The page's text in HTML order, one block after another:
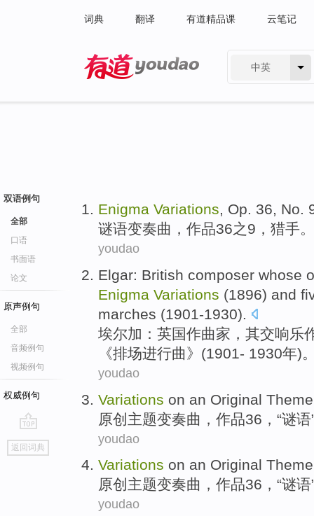
词典 翻译 有道精品课 云笔记
中英
双语例句
全部
口语
书面语
论文
原声例句
全部
音频例句
视频例句
权威例句
go
top
返回词典
Enigma Variations, Op. 36, No.
谜语变奏曲 ， 作品36之9 ， 猎手。
youdao
Elgar: British composer whose
Enigma Variations (1896) and
marches (1901-1930).
埃尔加 ： 英国作曲家 ， 其交响乐
《排场进行曲》(1901- 1930年)
youdao
Variations on an Original Theme
原创 主题变奏曲 ， 作品36 ，“谜语
youdao
Variations on an Original Theme
原创 主题变奏曲 ， 作品36 ，“谜语
youdao